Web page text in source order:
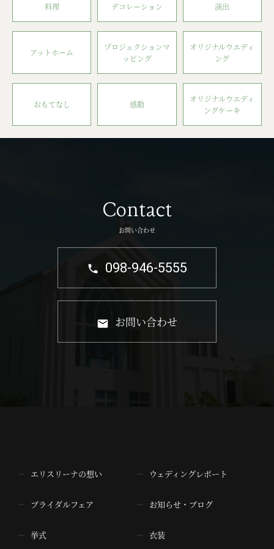
料理 デコレーション 演出
アットホーム
プロジェクションマ
ッピング
オリジナルウエディ
ング
おもてなし 感動
オリジナルウエディ
ングケーキ
Contact
お問い合わせ
098-946-5555
お問い合わせ
エリスリーナの想い
ブライダルフェア
挙式
ウェディングレポート
お知らせ・ブログ
衣装